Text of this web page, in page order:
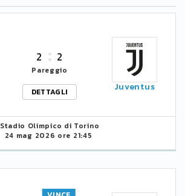
2 2
Pareggio
DETTAGLI
Juventus
Stadio Olimpico di Torino
24 mag 2026 ore 21:45